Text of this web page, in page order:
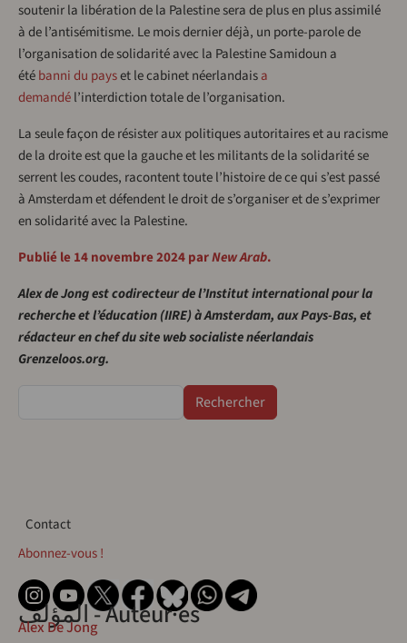
soutenir la libération de la Palestine sera de plus en plus assimilé
à de l’antisémitisme. Le mois dernier déjà, un porte-parole de
l’organisation de solidarité avec la Palestine Samidoun a
étébanni du payset le cabinet néerlandaisa
demandél’interdiction totale de l’organisation.
La seule façon de résister aux politiques autoritaires et au racisme
de la droite est que la gauche et les militants de la solidarité se
serrent les coudes, racontent toute l’histoire de ce qui s’est passé
à Amsterdam et défendent le droit de s’organiser et de s’exprimer
en solidarité avec la Palestine.
Publié le 14 novembre 2024 parNew Arab.
Alex de Jong est codirecteur de l’Institut international pour la
recherche et l’éducation (IIRE) à Amsterdam, aux Pays-Bas, et
rédacteur en chef du site web socialiste néerlandais
Grenzeloos.org.
Contact
Contact
Abonnez-vous !
المؤلف - Auteur·esAlex De Jong